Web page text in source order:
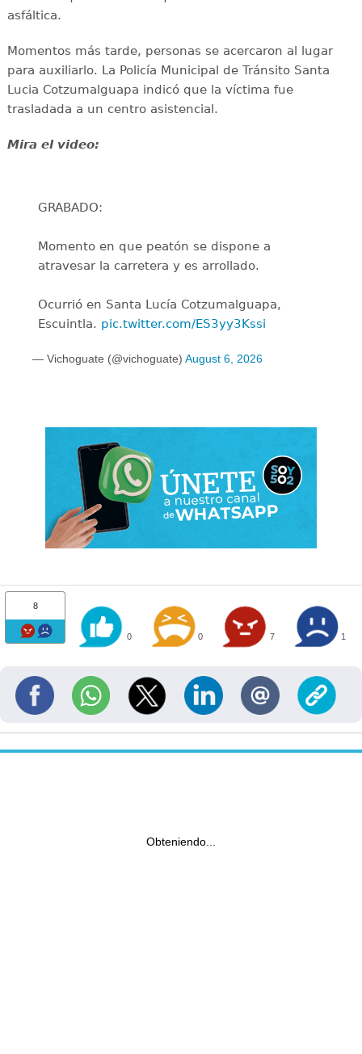
asfáltica.
Momentos más tarde, personas se acercaron al lugar
para auxiliarlo. La Policía Municipal de Tránsito Santa
Lucia Cotzumalguapa indicó que la víctima fue
trasladada a un centro asistencial.
Mira el video:
GRABADO:
Momento en que peatón se dispone a
atravesar la carretera y es arrollado.
Ocurrió en Santa Lucía Cotzumalguapa,
Escuintla. pic.twitter.com/ES3yy3Kssi
— Vichoguate (@vichoguate) August 6, 2026
8
0 0 7 1
Obteniendo...